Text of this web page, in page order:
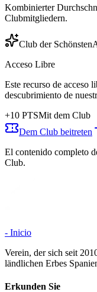
Kombinierter
Clubmitgliedern.
Club der Schönsten
Acceso Libre
Este recurso de acceso
descubrimiento de
+10 PTSMit dem Club
Dem Club beitreten
El contenido completo
Club.
- Inicio
Verein, der sich seit
ländlichen Erbes
Erkunden Sie